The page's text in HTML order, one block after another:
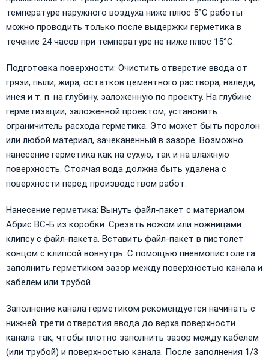
температуре наружного воздуха ниже плюс 5°С работы
можно проводить только после выдержки герметика в
течение 24 часов при температуре не ниже плюс 15°C.
Подготовка поверхности: Очистить отверстие ввода от
грязи, пыли, жира, остатков цементного раствора, наледи,
инея и т. п. на глубину, заложенную по проекту. На глубине
герметизации, заложенной проектом, установить
ограничитель расхода герметика. Это может быть поролон
или любой материал, зачеканенный в зазоре. Возможно
нанесение герметика как на сухую, так и на влажную
поверхность. Стоячая вода должна быть удалена с
поверхности перед производством работ.
Нанесение герметика: Вынуть файл-пакет с материалом
Абрис ВС-Б из коробки. Срезать ножом или ножницами
клипсу с файл-пакета. Вставить файл-пакет в пистолет
концом с клипсой вовнутрь. С помощью пневмопистолета
заполнить герметиком зазор между поверхностью канала и
кабелем или трубой.
Заполнение канала герметиком рекомендуется начинать с
нижней трети отверстия ввода до верха поверхности
канала так, чтобы плотно заполнить зазор между кабелем
(или трубой) и поверхностью канала. После заполнения 1/3